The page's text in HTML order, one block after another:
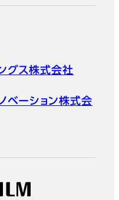
グス株式会社
ベーション株式会